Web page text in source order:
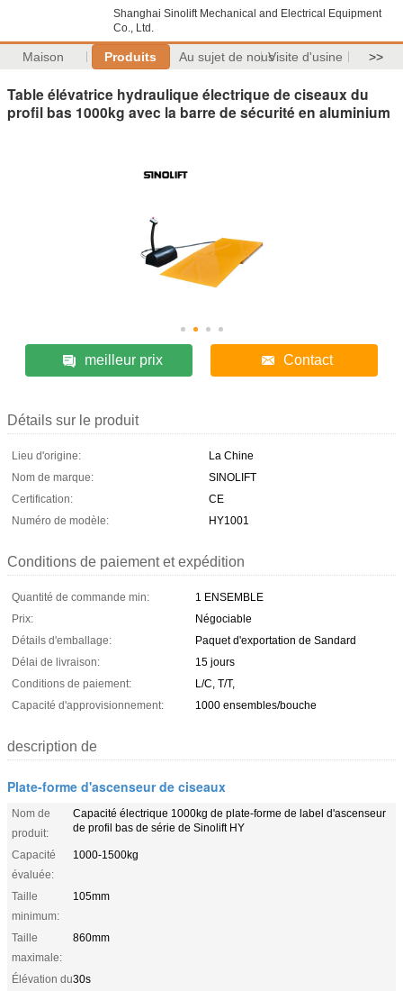
Shanghai Sinolift Mechanical and Electrical Equipment
Co., Ltd.
Maison Produits Au sujet de nousVisite d'usine >>
Table élévatrice hydraulique électrique de ciseaux du
profil bas 1000kg avec la barre de sécurité en aluminium
meilleur prix Contact
Détails sur le produit
Lieu d'origine:
La Chine
Nom de marque:
SINOLIFT
Certification:
CE
Numéro de modèle:
HY1001
Conditions de paiement et expédition
Quantité de commande min:
1 ENSEMBLE
Prix:
Négociable
Détails d'emballage:
Paquet d'exportation de Sandard
Délai de livraison:
15 jours
Conditions de paiement:
L/C, T/T,
Capacité d'approvisionnement:
1000 ensembles/bouche
description de
Plate-forme d'ascenseur de ciseaux
Nom de
produit:
Capacité électrique 1000kg de plate-forme de label d'ascenseur
de profil bas de série de Sinolift HY
Capacité
évaluée:
1000-1500kg
Taille
minimum:
105mm
Taille
maximale:
860mm
Élévation du30s